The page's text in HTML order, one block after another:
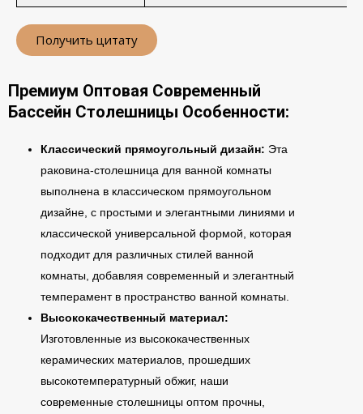
Получить цитату
Премиум Оптовая Современный
Бассейн Столешницы Особенности:
Классический прямоугольный дизайн: Эта
раковина-столешница для ванной комнаты
выполнена в классическом прямоугольном
дизайне, с простыми и элегантными линиями и
классической универсальной формой, которая
подходит для различных стилей ванной
комнаты, добавляя современный и элегантный
темперамент в пространство ванной комнаты.
Высококачественный материал:
Изготовленные из высококачественных
керамических материалов, прошедших
высокотемпературный обжиг, наши
современные столешницы оптом прочны,